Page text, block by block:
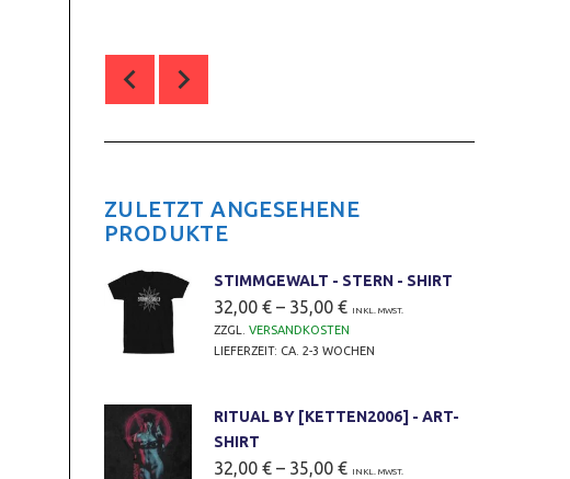
ZULETZT ANGESEHENE
PRODUKTE
STIMMGEWALT - STERN - SHIRT
32,00 € – 35,00 € INKL. MWST.
ZZGL. VERSANDKOSTEN
LIEFERZEIT: CA. 2-3 WOCHEN
RITUAL BY [KETTEN2006] - ART-
SHIRT
32,00 € – 35,00 € INKL. MWST.